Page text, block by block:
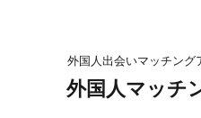
外国人出会いマッチング
外国人マッチ